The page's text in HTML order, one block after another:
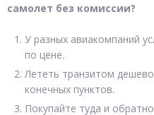
самолет без комиссии?
У разных авиакомпаний
по цене.
Лететь транзитом
конечных пунктов.
Покупайте туда и